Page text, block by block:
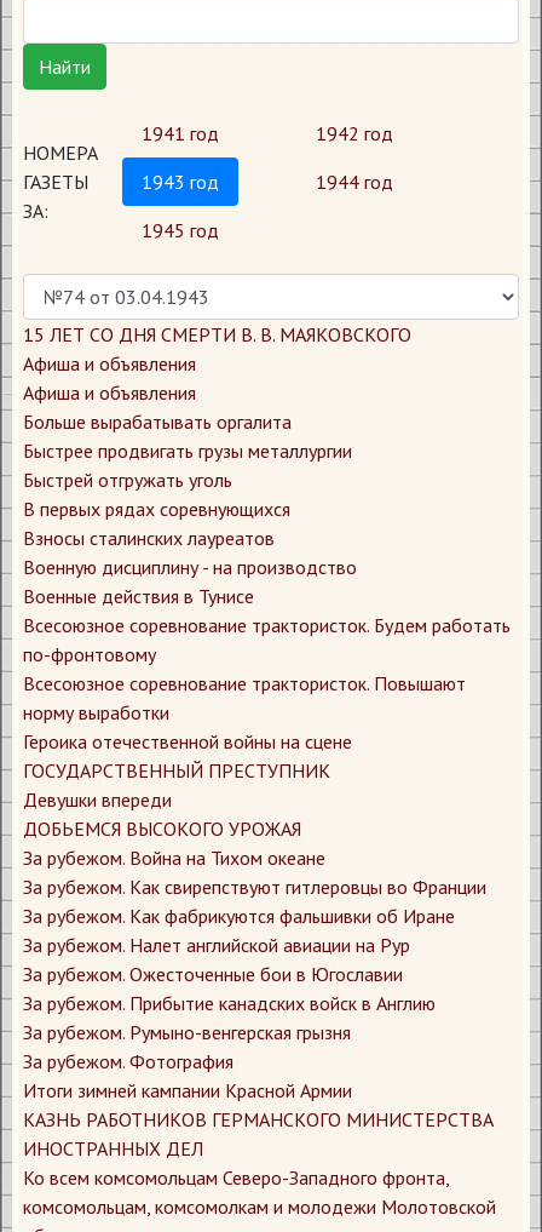
Найти
НОМЕРА
ГАЗЕТЫ
ЗА:
1941 год
1942 год
1943 год
1944 год
1945 год
15 ЛЕТ СО ДНЯ СМЕРТИ В. В. МАЯКОВСКОГО
Афиша и объявления
Афиша и объявления
Больше вырабатывать оргалита
Быстрее продвигать грузы металлургии
Быстрей отгружать уголь
В первых рядах соревнующихся
Взносы сталинских лауреатов
Военную дисциплину - на производство
Военные действия в Тунисе
Всесоюзное соревнование трактористок. Будем работать
по-фронтовому
Всесоюзное соревнование трактористок. Повышают
норму выработки
Героика отечественной войны на сцене
ГОСУДАРСТВЕННЫЙ ПРЕСТУПНИК
Девушки впереди
ДОБЬЕМСЯ ВЫСОКОГО УРОЖАЯ
За рубежом. Война на Тихом океане
За рубежом. Как свирепствуют гитлеровцы во Франции
За рубежом. Как фабрикуются фальшивки об Иране
За рубежом. Налет английской авиации на Рур
За рубежом. Ожесточенные бои в Югославии
За рубежом. Прибытие канадских войск в Англию
За рубежом. Румыно-венгерская грызня
За рубежом. Фотография
Итоги зимней кампании Красной Армии
КАЗНЬ РАБОТНИКОВ ГЕРМАНСКОГО МИНИСТЕРСТВА
ИНОСТРАННЫХ ДЕЛ
Ко всем комсомольцам Северо-Западного фронта,
комсомольцам, комсомолкам и молодежи Молотовской